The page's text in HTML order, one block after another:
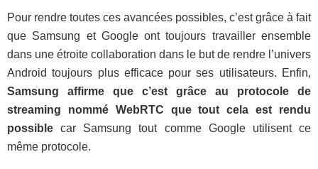
Pour rendre toutes ces avancées possibles, c’est grâce à fait
que Samsung et Google ont toujours travailler ensemble
dans une étroite collaboration dans le but de rendre l’univers
Android toujours plus efficace pour ses utilisateurs. Enfin,
Samsung affirme que c’est grâce au protocole de
streaming nommé WebRTC que tout cela est rendu
possible car Samsung tout comme Google utilisent ce
même protocole.